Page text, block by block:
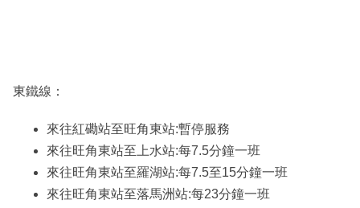
東鐵線：
來往紅磡站至旺角東站:暫停服務
來往旺角東站至上水站:每7.5分鐘一班
來往旺角東站至羅湖站:每7.5至15分鐘一班
來往旺角東站至落馬洲站:每23分鐘一班